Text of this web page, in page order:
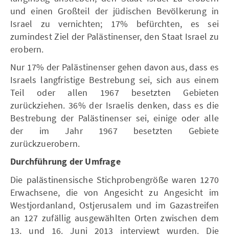
und einen Großteil der jüdischen Bevölkerung in
Israel zu vernichten; 17% befürchten, es sei
zumindest Ziel der Palästinenser, den Staat Israel zu
erobern.
Nur 17% der Palästinenser gehen davon aus, dass es
Israels langfristige Bestrebung sei, sich aus einem
Teil oder allen 1967 besetzten Gebieten
zurückziehen. 36% der Israelis denken, dass es die
Bestrebung der Palästinenser sei, einige oder alle
der im Jahr 1967 besetzten Gebiete
zurückzuerobern.
Durchführung der Umfrage
Die palästinensische Stichprobengröße waren 1270
Erwachsene, die von Angesicht zu Angesicht im
Westjordanland, Ostjerusalem und im Gazastreifen
an 127 zufällig ausgewählten Orten zwischen dem
13. und 16. Juni 2013 interviewt wurden. Die